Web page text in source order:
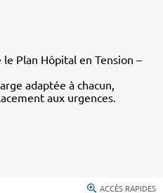
Plan Hôpital en Tension –
adaptée à chacun,
aux urgences.
ACCÈS RAPIDES